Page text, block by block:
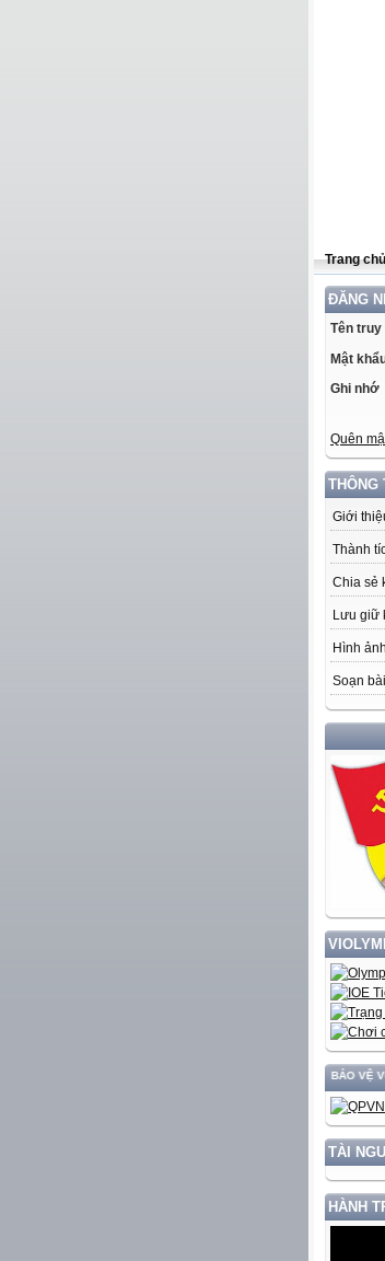
Trang chủ
ĐĂNG
Tên truy
Mật
Ghi nhớ
Quên
THÔNG
Giới
Thành
Chia sẻ
Lưu giữ
Hình
Soạn
XÂY DỰNG VÀ PHÁT TRIỂN ĐẤT NƯỚC GẮN VỚI BẢO VỆ VỮNG CHẮC
TÀI
HÀNH